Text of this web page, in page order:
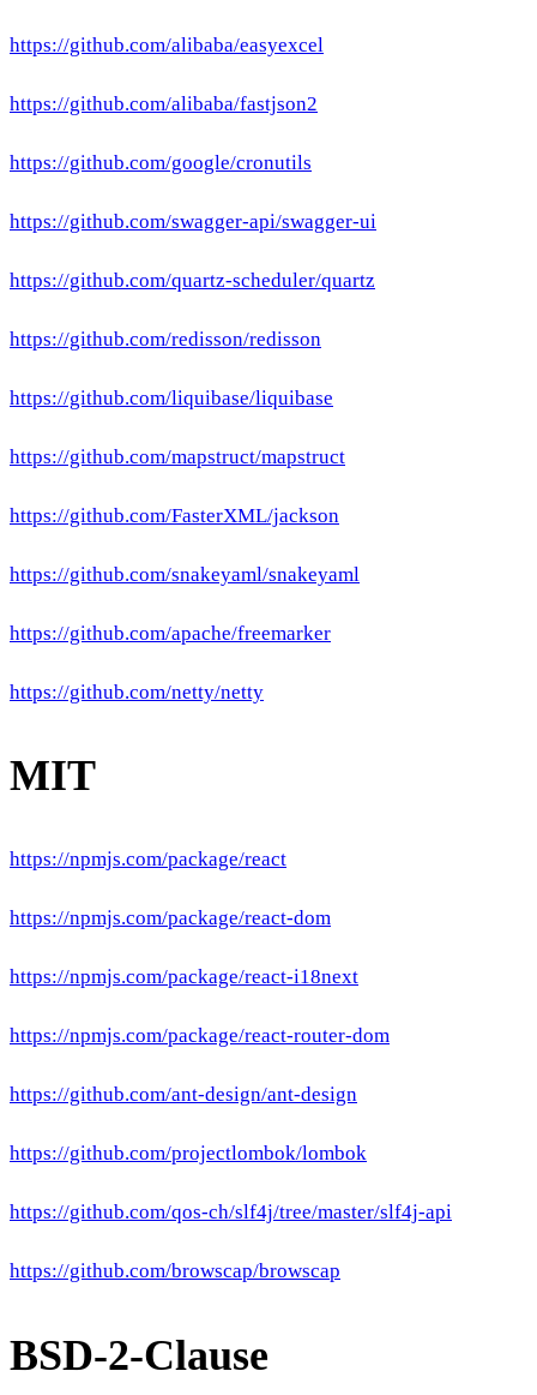
https://github.com/alibaba/easyexcel
https://github.com/alibaba/fastjson2
https://github.com/google/cronutils
https://github.com/swagger-api/swagger-ui
https://github.com/quartz-scheduler/quartz
https://github.com/redisson/redisson
https://github.com/liquibase/liquibase
https://github.com/mapstruct/mapstruct
https://github.com/FasterXML/jackson
https://github.com/snakeyaml/snakeyaml
https://github.com/apache/freemarker
https://github.com/netty/netty
MIT
https://npmjs.com/package/react
https://npmjs.com/package/react-dom
https://npmjs.com/package/react-i18next
https://npmjs.com/package/react-router-dom
https://github.com/ant-design/ant-design
https://github.com/projectlombok/lombok
https://github.com/qos-ch/slf4j/tree/master/slf4j-api
https://github.com/browscap/browscap
BSD-2-Clause